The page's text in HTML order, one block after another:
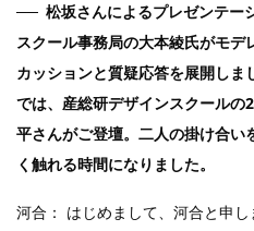
松坂さんによるプレゼンテー
スクール事務局の大本綾氏がモデ
カッションと質疑応答を展開し
では、産総研デザインスクール
平さんがご登壇。二人の掛け合い
く触れる時間になりました。
河合： はじめまして、河合と申